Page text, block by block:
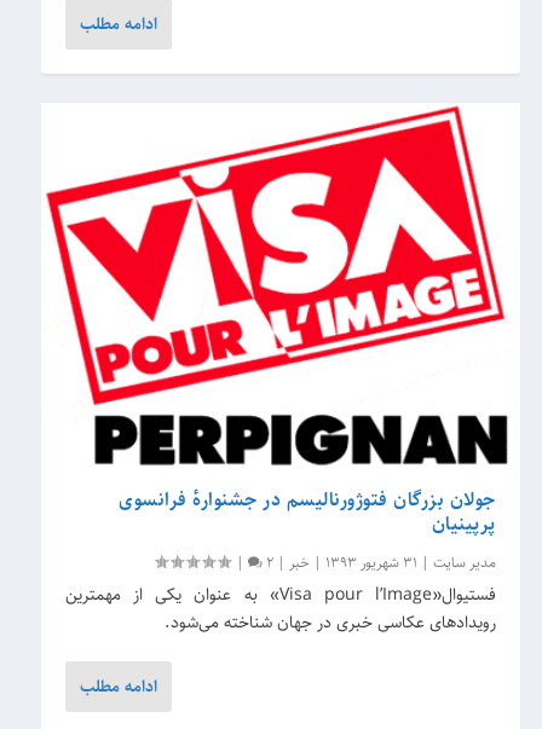
ادامه مطلب
جولان بزرگان فتوژورنالیسم در جشنوارهٔ فرانسوی
پرپینیان
مدیر سایت | 31 شهریور 1393 | خبر |
2
|
فستیوال«Visa pour l’Image» به عنوان یکی از مهمترین
رویدادهای عکاسی خبری در جهان شناخته می‌شود.
ادامه مطلب